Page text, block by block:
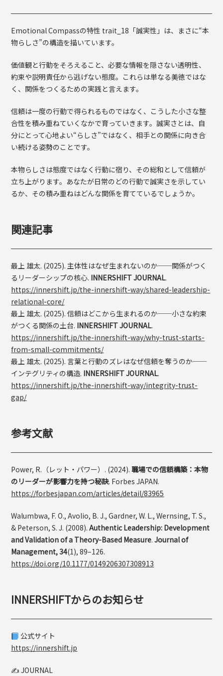
Emotional Compassの特性 trait_18「誠実性」は、まさに“本
物らしさ”の構造を描いています。
価値観と行動をそろえること、必要な情報を隠さない透明性、
約束や説明責任から逃げない態度。これらは単なる美徳ではな
く、関係をつくるための実践と言えます。
信頼は一度の行動で得られるものではなく、こうした小さな整
合性を積み重ねていくなかで育っていきます。誠実さとは、自
分にとって心地よい“らしさ”ではなく、相手との関係に向き合
い続ける姿勢のことです。
本物らしさは態度ではなく行動に宿り、その総和として信頼が
立ち上がります。あなたが日常のどの行動で誠実さを示してい
るか、その積み重ねはどんな関係を育てているでしょうか。
関連記事
最上 雄太. (2025). 主体性はなぜ生まれないのか──関係がつく
るリーダーシップの核心. INNERSHIFT JOURNAL.
https://innershift.jp/the-innershift-way/shared-leadership-
relational-core/
最上 雄太. (2025). 信頼はどこから生まれるのか──小さな約束
がつくる関係の土台. INNERSHIFT JOURNAL.
https://innershift.jp/the-innershift-way/why-trust-starts-
from-small-commitments/
最上 雄太. (2025). 言葉と行動のズレはなぜ信頼を奪うのか──
インテグリティの構造. INNERSHIFT JOURNAL.
https://innershift.jp/the-innershift-way/integrity-trust-
gap/
参考文献
Power, R.（レット・パワー）. (2024).職場での信頼構築：本物
のリーダーが影響力を持つ秘訣. Forbes JAPAN.
https://forbesjapan.com/articles/detail/83965
Walumbwa, F. O., Avolio, B. J., Gardner, W. L., Wernsing, T. S.,
& Peterson, S. J. (2008).Authentic Leadership: Development
and Validation of a Theory-Based Measure.Journal of
Management, 34(1), 89–126.
https://doi.org/10.1177/0149206307308913
INNERSHIFTからのお知らせ
公式サイト
https://innershift.jp
✍️ JOURNAL